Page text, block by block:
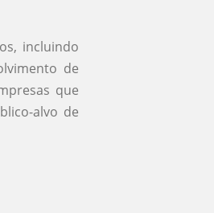
incluindo
de
que
alvo de